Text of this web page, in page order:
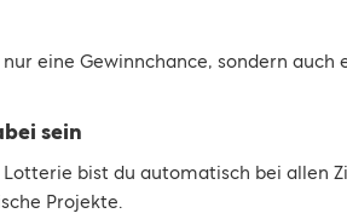
eine Gewinnchance, sondern
sein
Lotterie bist du automatisch bei allen
Projekte.